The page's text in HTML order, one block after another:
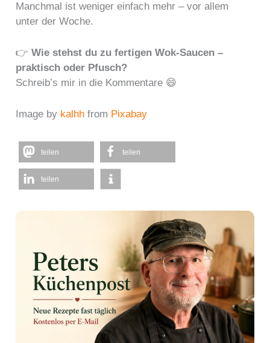
Manchmal ist weniger einfach mehr – vor allem
unter der Woche.
👉Wie stehst du zu fertigen Wok-Saucen –
praktisch oder Pfusch?
Schreib’s mir in die Kommentare 😄
Image by kalhh from Pixabay
teilen teilen
teilen